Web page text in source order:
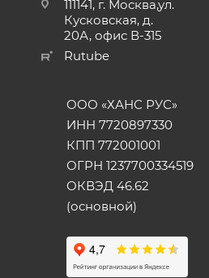
111141, г. Москва,ул.
Кусковская, д.
20А, офис В-315
Rutube
ООО «ХАНС РУС»
ИНН 7720897330
КПП 772001001
ОГРН 1237700334519
ОКВЭД 46.62
(основной)